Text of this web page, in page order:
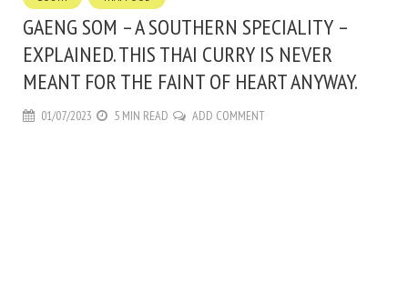
GAENG SOM – A SOUTHERN SPECIALITY –
EXPLAINED. THIS THAI CURRY IS NEVER
MEANT FOR THE FAINT OF HEART ANYWAY.
01/07/2023 5 MIN READ ADD COMMENT